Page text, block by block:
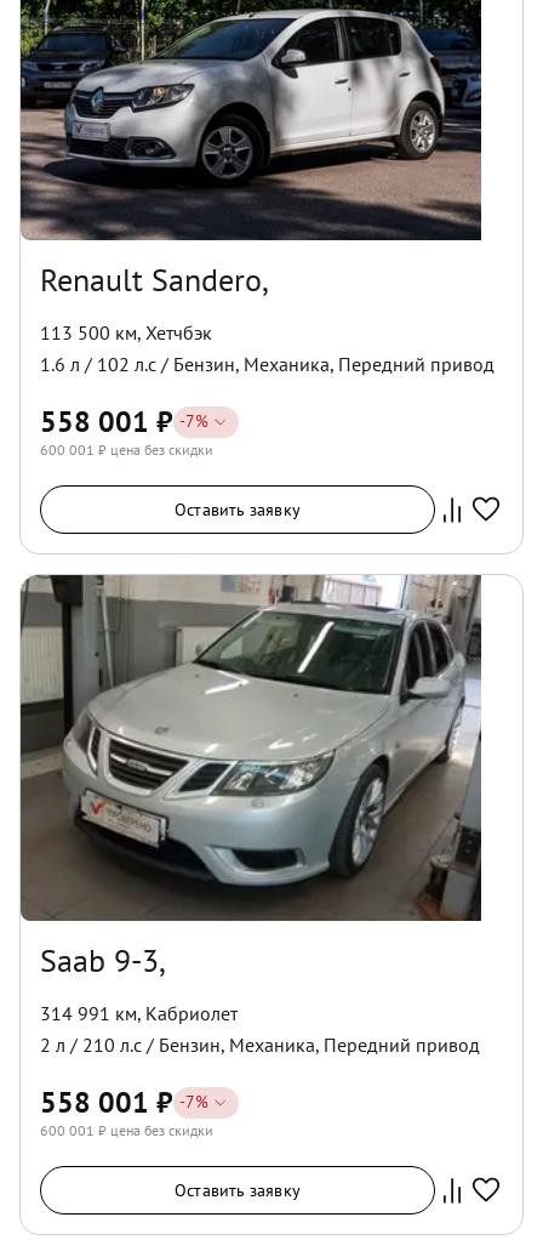
Renault Sandero,
113 500 км, Хетчбэк
1.6 л / 102 л.с / Бензин, Механика, Передний привод
558 001 ₽ -7%
600 001 ₽ цена без скидки
Оставить заявку
Saab 9-3,
314 991 км, Кабриолет
2 л / 210 л.с / Бензин, Механика, Передний привод
558 001 ₽ -7%
600 001 ₽ цена без скидки
Оставить заявку